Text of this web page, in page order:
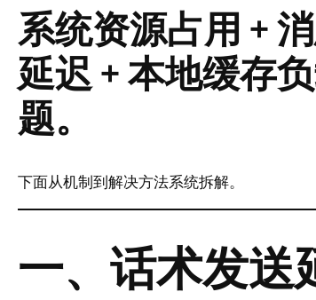
系统资源占用 +
延迟 + 本地缓存
题。
下面从机制到解决方法系统拆解。
一、话术发送